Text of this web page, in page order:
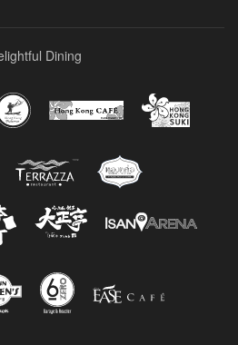
Dining